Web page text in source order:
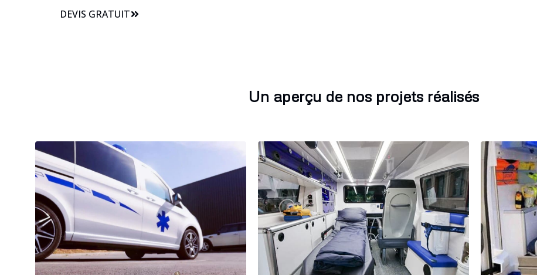
DEVIS GRATUIT
Un aperçu de nos projets réalisés